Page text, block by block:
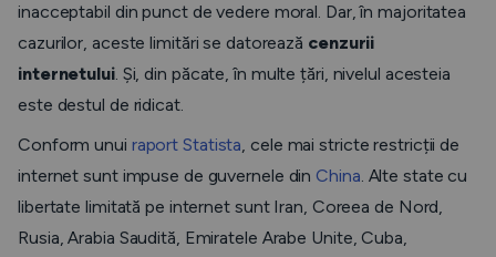
inacceptabil din punct de vedere moral. Dar, în majoritatea
cazurilor, aceste limitări se datorează cenzurii
internetului. Și, din păcate, în multe țări, nivelul acesteia
este destul de ridicat.
Conform unui raport Statista, cele mai stricte restricții de
internet sunt impuse de guvernele din China. Alte state cu
libertate limitată pe internet sunt Iran, Coreea de Nord,
Rusia, Arabia Saudită, Emiratele Arabe Unite, Cuba,